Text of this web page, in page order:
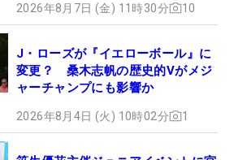
2026年8月7日 (金) 11時30分 10
J・ローズが『イエローボール』に
変更？ 桑木志帆の歴史的Vがメジ
ャーチャンプにも影響か
2026年8月4日 (火) 10時02分 1